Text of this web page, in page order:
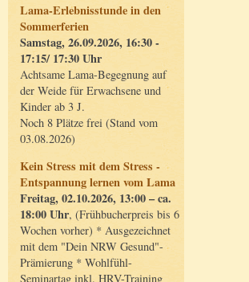
Lama-Erlebnisstunde in den
Sommerferien
Samstag, 26.09.2026, 16:30 -
17:15/ 17:30 Uhr
Achtsame Lama-Begegnung auf
der Weide für Erwachsene und
Kinder ab 3 J.
Noch 8 Plätze frei (Stand vom
03.08.2026)
Kein Stress mit dem Stress -
Entspannung lernen vom Lama
Freitag, 02.10.2026, 13:00 – ca.
18:00 Uhr, (Frühbucherpreis bis 6
Wochen vorher) * Ausgezeichnet
mit dem "Dein NRW Gesund"-
Prämierung * Wohlfühl-
Seminartag inkl. HRV-Training